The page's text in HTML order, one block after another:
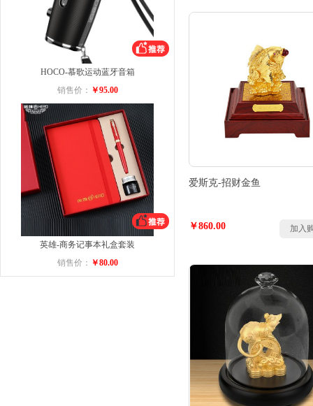
HOCO-慕歌运动蓝牙音箱
销售价： ￥95.00
英雄-商务记事本礼盒套装
销售价： ￥80.00
爱斯克-招财金鱼
￥860.00 加入